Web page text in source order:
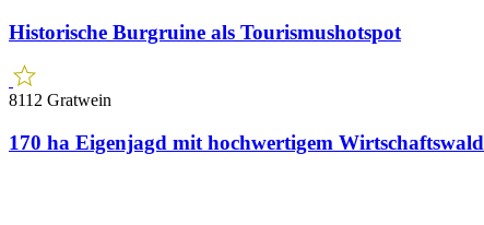
Historische Burgruine als Tourismushotspot
8112 Gratwein
170 ha Eigenjagd mit hochwertigem Wirtschaftswald